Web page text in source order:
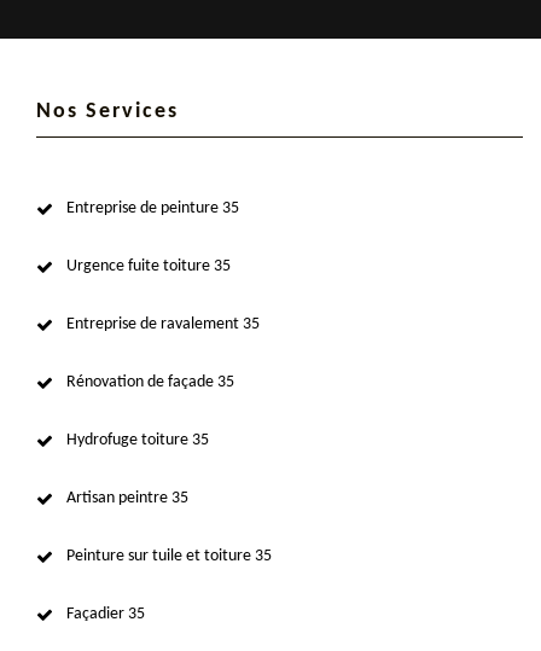
Nos Services
Entreprise de peinture 35
Urgence fuite toiture 35
Entreprise de ravalement 35
Rénovation de façade 35
Hydrofuge toiture 35
Artisan peintre 35
Peinture sur tuile et toiture 35
Façadier 35